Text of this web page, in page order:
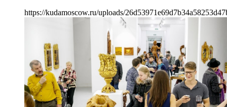
https://kudamoscow.ru/uploads/